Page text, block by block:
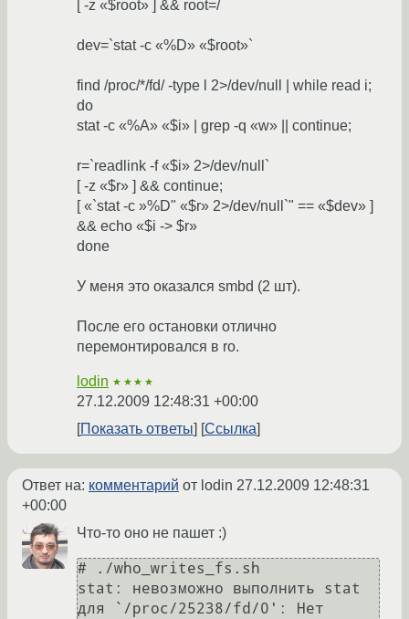
[ -z «$root» ] && root=/
dev=`stat -c «%D» «$root»`
find /proc/*/fd/ -type l 2>/dev/null | while read i;
do
stat -c «%A» «$i» | grep -q «w» || continue;
r=`readlink -f «$i» 2>/dev/null`
[ -z «$r» ] && continue;
[ «`stat -c »%D" «$r» 2>/dev/null`" == «$dev» ]
&& echo «$i -> $r»
done
У меня это оказался smbd (2 шт).
После его остановки отлично
перемонтировался в ro.
lodin ★★★★
27.12.2009 12:48:31 +00:00
Показать ответы
Ссылка
Ответ на: комментарий от lodin 27.12.2009 12:48:31
+00:00
Что-то оно не пашет :)
# ./who_writes_fs.sh
stat: невозможно выполнить stat
для `/proc/25238/fd/0': Нет